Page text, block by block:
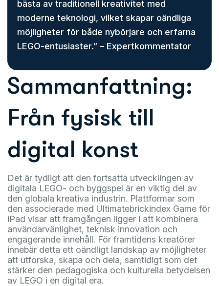
bästa av traditionell kreativitet med
moderne teknologi, vilket skapar oändliga
möjligheter för både nybörjare och erfarna
LEGO-entusiaster.” – Expertkommentator
Sammanfattning:
Från fysisk till
digital konst
Det är tydligt att den fortsatta utvecklingen av
digitala LEGO- och byggspel är en viktig del av
den globala kreativa industrin. Plattformar som
den associerade med Ultimatebrickindex Game för
iPad visar att framgången ligger i att kombinera
användarvänlighet, teknisk innovation och
engagerande innehåll. För framtidens kreatörer
innebär detta ett oändligt landskap av möjligheter
att utforska, skapa och dela, samtidigt som det
stärker den pedagogiska och kulturella betydelsen
av LEGO i en digital era.